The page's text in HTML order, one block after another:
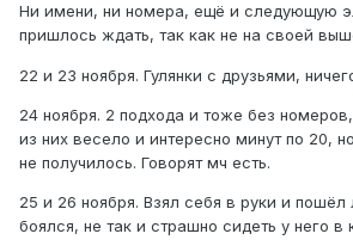
Ни имени, ни номера, ещё и следующую
пришлось ждать, так как не на своей
22 и 23 ноября. Гулянки с друзьями,
24 ноября. 2 подхода и тоже без
из них весело и интересно минут по 20,
не получилось. Говорят мч есть.
25 и 26 ноября. Взял себя в руки и пошёл
боялся, не так и страшно сидеть у него в